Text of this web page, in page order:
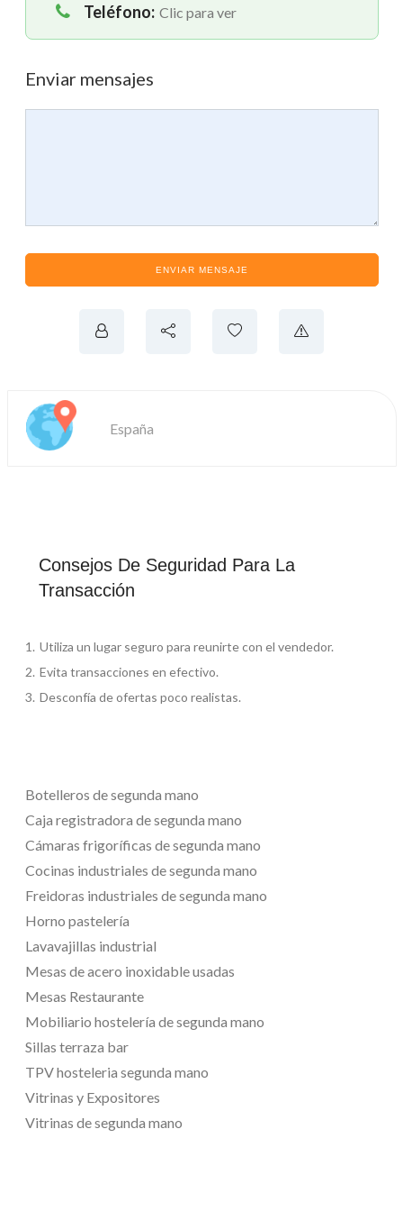
Teléfono: Clic para ver
Enviar mensajes
ENVIAR MENSAJE
España
Consejos De Seguridad Para La
Transacción
Utiliza un lugar seguro para reunirte con el vendedor.
Evita transacciones en efectivo.
Desconfía de ofertas poco realistas.
Botelleros de segunda mano
Caja registradora de segunda mano
Cámaras frigoríficas de segunda mano
Cocinas industriales de segunda mano
Freidoras industriales de segunda mano
Horno pastelería
Lavavajillas industrial
Mesas de acero inoxidable usadas
Mesas Restaurante
Mobiliario hostelería de segunda mano
Sillas terraza bar
TPV hosteleria segunda mano
Vitrinas y Expositores
Vitrinas de segunda mano